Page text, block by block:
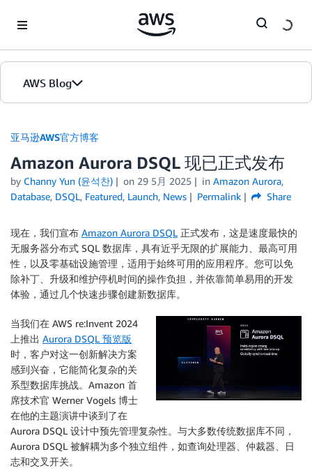
AWS Blog
首页
版本
亚马逊AWS官方博客
Amazon Aurora DSQL 现已正式发布
by Channy Yun (윤석찬) on 29 5月 2025 in Amazon Aurora,
Database, DSQL, Featured, Launch, News Permalink Share
现在，我们宣布 Amazon Aurora DSQL 正式发布，这是速度最快的
无服务器分布式 SQL 数据库，具有近乎无限的扩展能力、最高可用
性，以及零基础设施管理，适用于始终可用的应用程序。您可以免
除补丁、升级和维护停机时间的操作负担，并依靠简单易用的开发
体验，通过几个快速步骤创建新数据库。
当我们在 AWS re:Invent 2024
上推出 Aurora DSQL 预览版
时，客户对这一创新解决方案
感到兴奋，它能简化复杂的关
系型数据库挑战。Amazon 首
席技术官 Werner Vogels 博士
在他的主题演讲中谈到了在
Aurora DSQL 设计中预先管理复杂性。与大多数传统数据库不同，
Aurora DSQL 被解耦为多个独立组件，如查询处理器、仲裁器、日
志和交叉开关。